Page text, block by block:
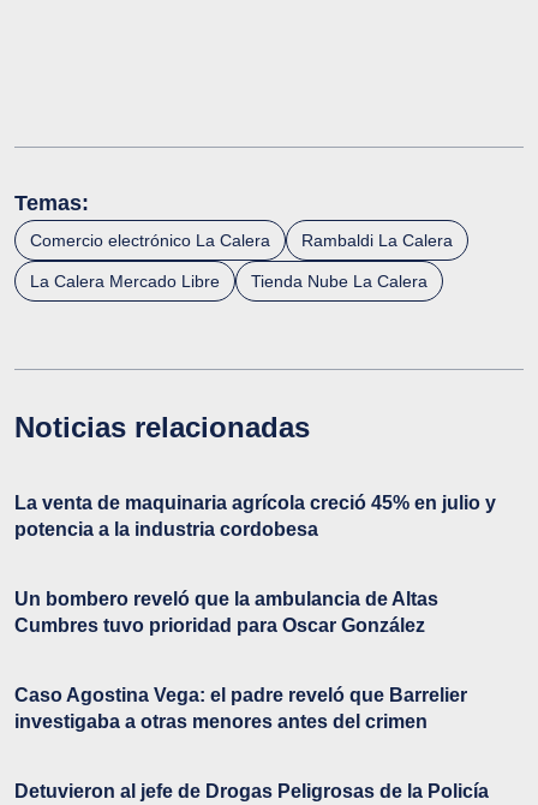
Temas:
Comercio electrónico La Calera Rambaldi La Calera
La Calera Mercado Libre Tienda Nube La Calera
Noticias relacionadas
La venta de maquinaria agrícola creció 45% en julio y
potencia a la industria cordobesa
Un bombero reveló que la ambulancia de Altas
Cumbres tuvo prioridad para Oscar González
Caso Agostina Vega: el padre reveló que Barrelier
investigaba a otras menores antes del crimen
Detuvieron al jefe de Drogas Peligrosas de la Policía